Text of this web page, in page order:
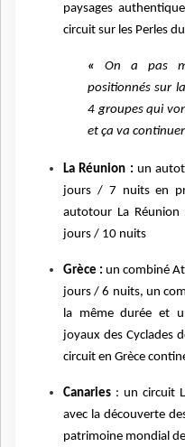
paysages
circuit sur les Perles
« On a pas
positionnés sur
4 groupes qui
et ça va
La Réunion : un
jours / 7 nuits en
autotour La
jours / 10 nuits
Grèce : un combiné
jours / 6 nuits, un
la même durée et
joyaux des Cyclades
circuit en Grèce
Canaries: un circuit
avec la découverte
patrimoine mondial de